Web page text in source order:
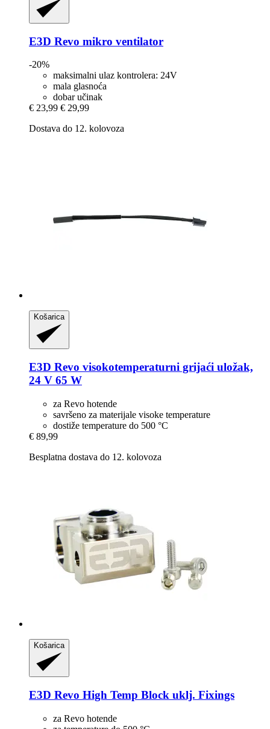
E3D Revo mikro ventilator
-20%
maksimalni ulaz kontrolera: 24V
mala glasnoća
dobar učinak
€ 23,99 € 29,99
Dostava do 12. kolovoza
Košarica
E3D Revo visokotemperaturni grijaći uložak,
24 V 65 W
za Revo hotende
savršeno za materijale visoke temperature
dostiže temperature do 500 °C
€ 89,99
Besplatna dostava do 12. kolovoza
Košarica
E3D Revo High Temp Block uklj. Fixings
za Revo hotende